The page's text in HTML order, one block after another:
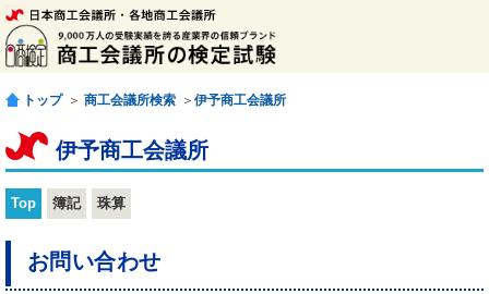
トップ ＞ 商工会議所検索 ＞ 伊予商工会議所
伊予商工会議所
Top 簿記 珠算
お問い合わせ